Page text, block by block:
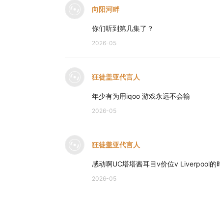
向阳河畔
你们听到第几集了？
2026-05
狂徒盖亚代言人
年少有为用iqoo 游戏永远不会输
2026-05
狂徒盖亚代言人
感动啊UC塔塔酱耳目v价位v Liverpool的
2026-05